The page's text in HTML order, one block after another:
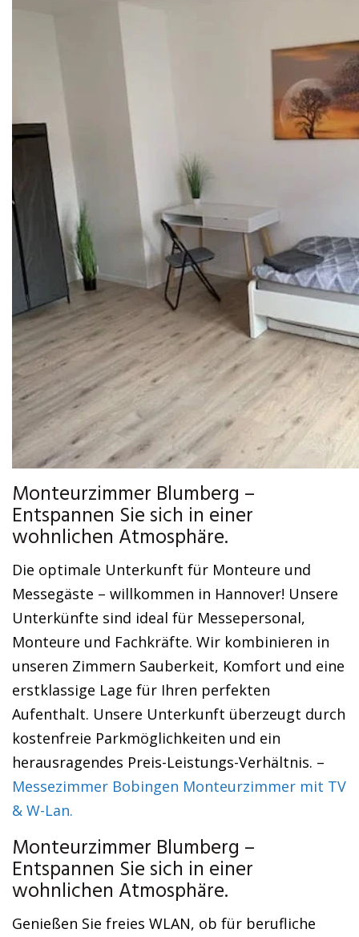
Monteurzimmer Blumberg –
Entspannen Sie sich in einer
wohnlichen Atmosphäre.
Die optimale Unterkunft für Monteure und
Messegäste – willkommen in Hannover! Unsere
Unterkünfte sind ideal für Messepersonal,
Monteure und Fachkräfte. Wir kombinieren in
unseren Zimmern Sauberkeit, Komfort und eine
erstklassige Lage für Ihren perfekten
Aufenthalt. Unsere Unterkunft überzeugt durch
kostenfreie Parkmöglichkeiten und ein
herausragendes Preis-Leistungs-Verhältnis. –
Messezimmer Bobingen Monteurzimmer mit TV
& W-Lan.
Monteurzimmer Blumberg –
Entspannen Sie sich in einer
wohnlichen Atmosphäre.
Genießen Sie freies WLAN, ob für berufliche